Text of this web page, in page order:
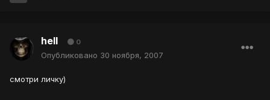
hell 0
Опубликовано 30 ноября, 2007
смотри личку)